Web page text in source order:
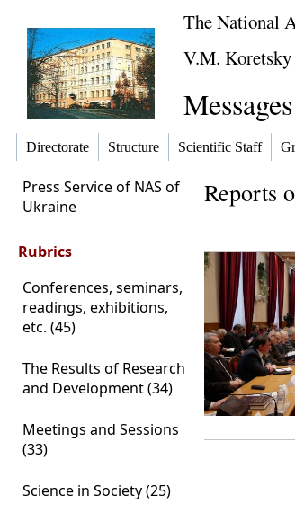
The National
V.M.
Messages
Directorate Structure Scientific Staff
Press Service of NAS of
Ukraine
Rubrics
Conferences, seminars,
readings, exhibitions,
etc. (45)
The Results of Research
and Development (34)
Meetings and Sessions
(33)
Science in Society (25)
Reports